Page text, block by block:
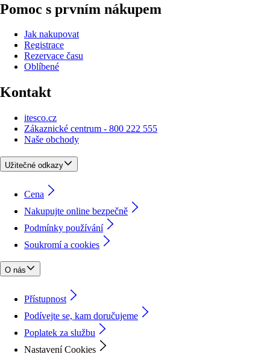
Pomoc s prvním nákupem
Jak nakupovat
Registrace
Rezervace času
Oblíbené
Kontakt
itesco.cz
Zákaznické centrum - 800 222 555
Naše obchody
Užitečné odkazy
Cena
Nakupujte online bezpečně
Podmínky používání
Soukromí a cookies
O nás
Přístupnost
Podívejte se, kam doručujeme
Poplatek za službu
Nastavení Cookies